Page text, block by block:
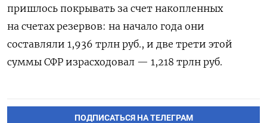
пришлось покрывать за счет накопленных
на счетах резервов: на начало года они
составляли 1,936 трлн руб., и две трети этой
суммы СФР израсходовал — 1,218 трлн руб.
ПОДПИСАТЬСЯ НА ТЕЛЕГРАМ